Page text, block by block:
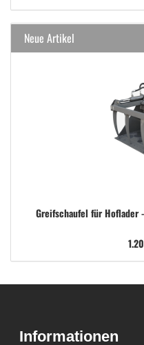
Neue Artikel
Greifschaufel für Hoflader